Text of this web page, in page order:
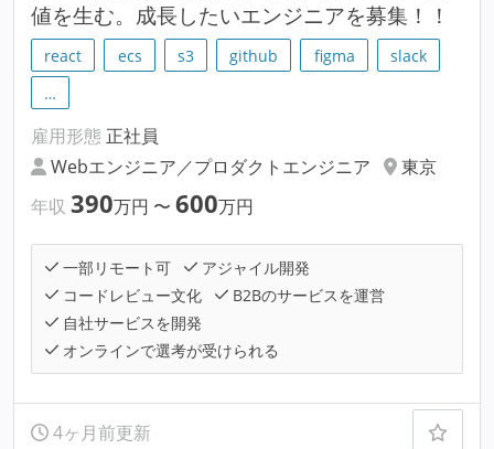
値を生む。成長したいエンジニアを募集！！
react ecs s3 github figma
slack
…
雇用形態 正社員
Webエンジニア／プロダクトエンジニア
東京
年収 390万円 〜 600万円
一部リモート可
アジャイル開発
コードレビュー文化
B2Bのサービスを運営
自社サービスを開発
オンラインで選考が受けられる
4ヶ月前更新